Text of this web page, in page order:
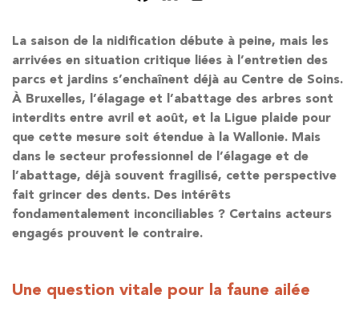
La saison de la nidification débute à peine, mais les
arrivées en situation critique liées à l’entretien des
parcs et jardins s’enchaînent déjà au Centre de Soins.
À Bruxelles, l’élagage et l’abattage des arbres sont
interdits entre avril et août, et la Ligue plaide pour
que cette mesure soit étendue à la Wallonie. Mais
dans le secteur professionnel de l’élagage et de
l’abattage, déjà souvent fragilisé, cette perspective
fait grincer des dents. Des intérêts
fondamentalement inconciliables ? Certains acteurs
engagés prouvent le contraire.
Une question vitale pour la faune ailée